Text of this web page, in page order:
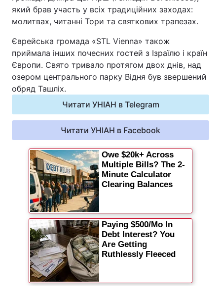
Зброя Інциденти
Цікавинки Погода
Відео з Youtube Статті
Думки
Вакансії
Контакти
ПОСЛУГИ
Реклама на сайті Фотобанк
Моніторинг Пресцентр
який брав участь у всіх традиційних заходах:
молитвах, читанні Тори та святкових трапезах.
Єврейська громада «STL Vienna» також
приймала інших почесних гостей з Ізраїлю і країн
Європи. Свято тривало протягом двох днів, над
озером центрального парку Відня був звершений
обряд Ташліх.
Читати УНІАН в Telegram
Читати УНІАН в Facebook